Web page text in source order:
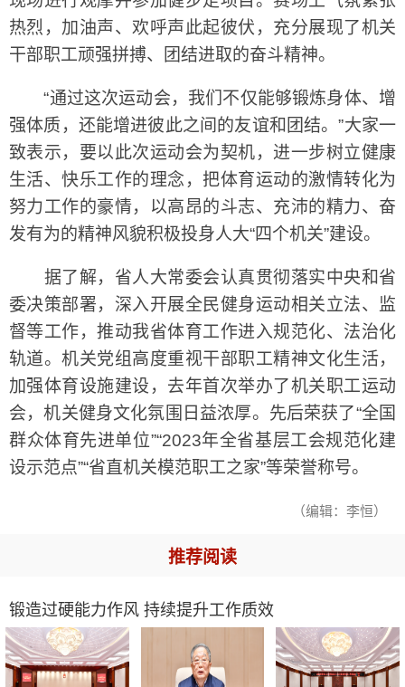
热烈，加油声、欢呼声此起彼伏，充分展现了机关
干部职工顽强拼搏、团结进取的奋斗精神。
“通过这次运动会，我们不仅能够锻炼身体、增
强体质，还能增进彼此之间的友谊和团结。”大家一
致表示，要以此次运动会为契机，进一步树立健康
生活、快乐工作的理念，把体育运动的激情转化为
努力工作的豪情，以高昂的斗志、充沛的精力、奋
发有为的精神风貌积极投身人大“四个机关”建设。
据了解，省人大常委会认真贯彻落实中央和省
委决策部署，深入开展全民健身运动相关立法、监
督等工作，推动我省体育工作进入规范化、法治化
轨道。机关党组高度重视干部职工精神文化生活，
加强体育设施建设，去年首次举办了机关职工运动
会，机关健身文化氛围日益浓厚。先后荣获了“全国
群众体育先进单位”“2023年全省基层工会规范化建
设示范点”“省直机关模范职工之家”等荣誉称号。
（编辑：李恒）
推荐阅读
锻造过硬能力作风 持续提升工作质效